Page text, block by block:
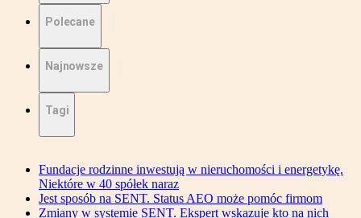
Polecane
Najnowsze
Tagi
Fundacje rodzinne inwestują w nieruchomości i energetykę.
Niektóre w 40 spółek naraz
Jest sposób na SENT. Status AEO może pomóc firmom
Zmiany w systemie SENT. Ekspert wskazuje kto na nich